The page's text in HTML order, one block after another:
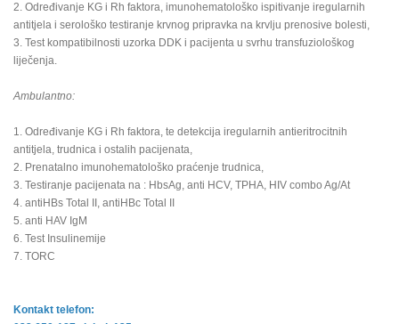
2. Određivanje KG i Rh faktora, imunohematološko ispitivanje iregularnih
antitjela i serološko testiranje krvnog pripravka na krvlju prenosive bolesti,
3. Test kompatibilnosti uzorka DDK i pacijenta u svrhu transfuziološkog
liječenja.
Ambulantno:
1. Određivanje KG i Rh faktora, te detekcija iregularnih antieritrocitnih
antitjela, trudnica i ostalih pacijenata,
2. Prenatalno imunohematološko praćenje trudnica,
3. Testiranje pacijenata na : HbsAg, anti HCV, TPHA, HIV combo Ag/At
4. antiHBs Total II, antiHBc Total II
5. anti HAV IgM
6. Test Insulinemije
7. TORC
Kontakt telefon: